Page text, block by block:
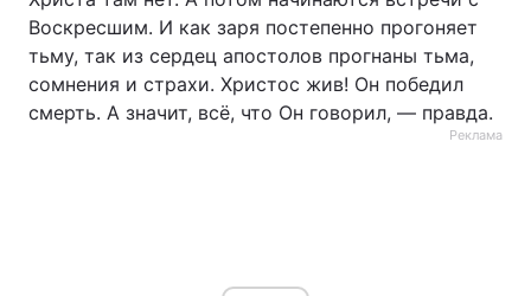
Воскресшим. И как заря постепенно прогоняет
тьму, так из сердец апостолов прогнаны тьма,
сомнения и страхи. Христос жив! Он победил
смерть. А значит, всё, что Он говорил, — правда.
Реклама